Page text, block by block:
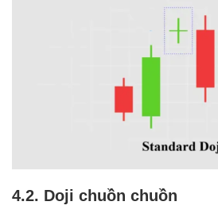
4.2. Doji chuồn chuồn